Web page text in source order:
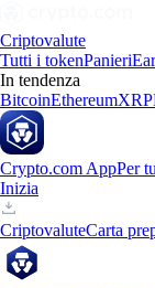
Criptovalute
Tutti i tokenPanieri
In tendenza
BitcoinEthereumXRP
Crypto.com AppPer
Inizia
CriptovaluteCarta